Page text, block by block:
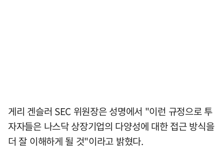
게리 겐슬러 SEC 위원장은 성명에서 "이런 규정으로 투
자자들은 나스닥 상장기업의 다양성에 대한 접근 방식을
더 잘 이해하게 될 것"이라고 밝혔다.